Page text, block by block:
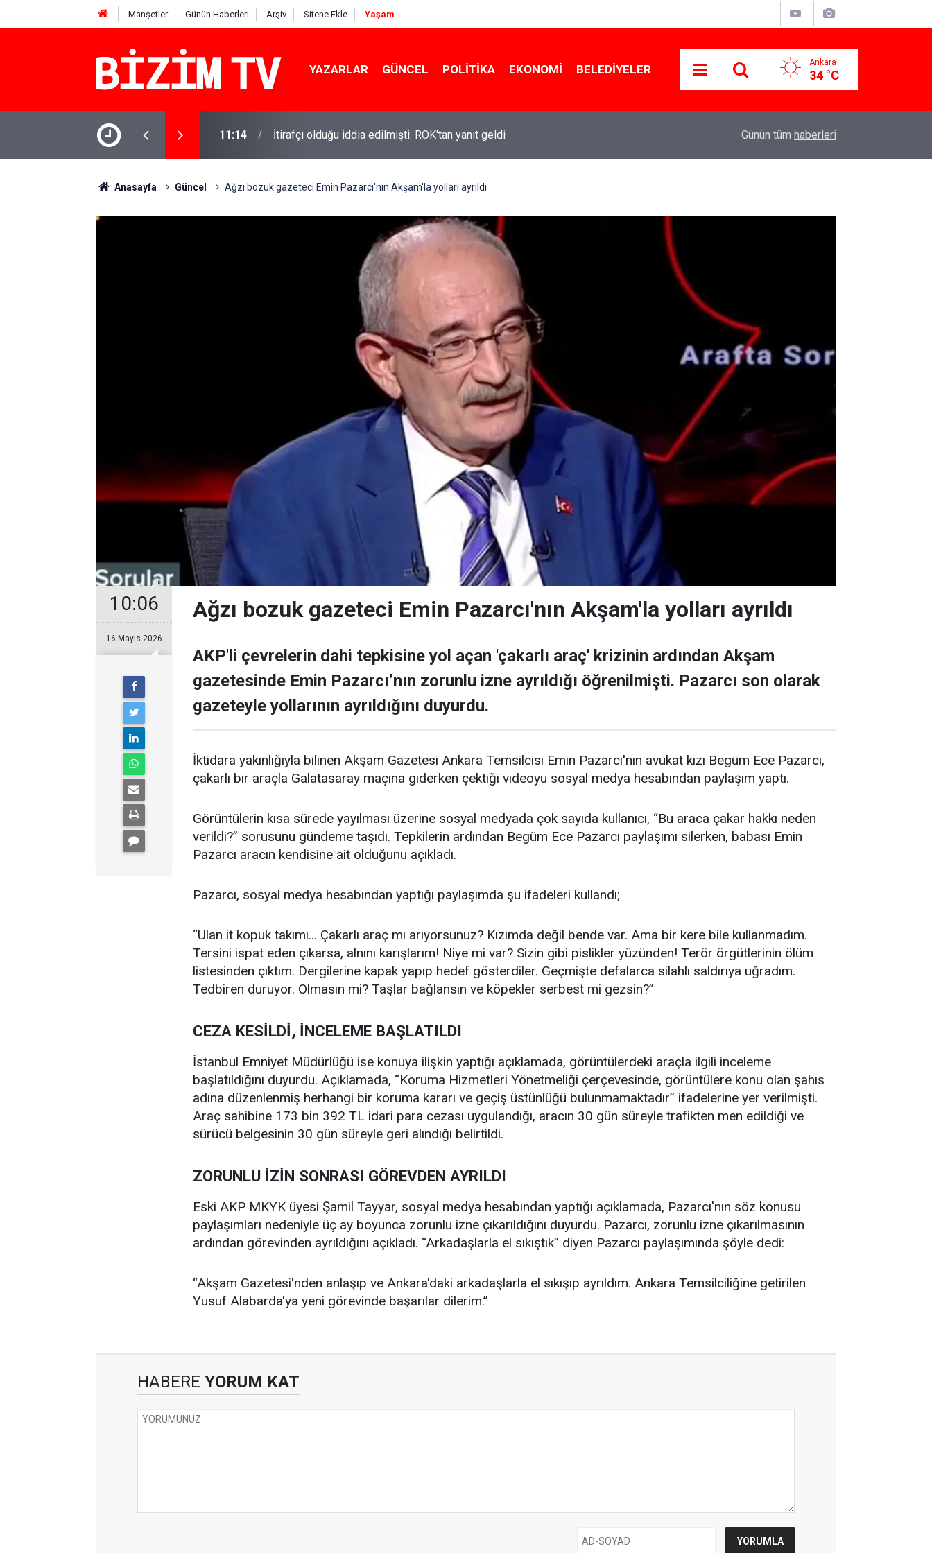
Manşetler Günün Haberleri Arşiv Sitene Ekle Yaşam
YAZARLAR GÜNCEL POLITIKA EKONOMI BELEDIYELER Ankara
34 °C
Miraç yaşamını yitirdi: Komşusu
11:14 İtirafçı olduğu iddia edilmişti: ROK'tan yanıt geldi Yusuf Tekin açıkladı: YKS değişecek mi?
Günün tüm haberleri
Anasayfa Güncel Ağzı bozuk gazeteci Emin Pazarcı'nın Akşam'la yolları ayrıldı
10:06
16 Mayıs 2026
Ağzı bozuk gazeteci Emin Pazarcı'nın Akşam'la yolları ayrıldı
AKP'li çevrelerin dahi tepkisine yol açan 'çakarlı araç' krizinin ardından Akşam
gazetesinde Emin Pazarcı’nın zorunlu izne ayrıldığı öğrenilmişti. Pazarcı son olarak
gazeteyle yollarının ayrıldığını duyurdu.
İktidara yakınlığıyla bilinen Akşam Gazetesi Ankara Temsilcisi Emin Pazarcı'nın avukat kızı Begüm Ece Pazarcı,
çakarlı bir araçla Galatasaray maçına giderken çektiği videoyu sosyal medya hesabından paylaşım yaptı.
Görüntülerin kısa sürede yayılması üzerine sosyal medyada çok sayıda kullanıcı, “Bu araca çakar hakkı neden
verildi?” sorusunu gündeme taşıdı. Tepkilerin ardından Begüm Ece Pazarcı paylaşımı silerken, babası Emin
Pazarcı aracın kendisine ait olduğunu açıkladı.
Pazarcı, sosyal medya hesabından yaptığı paylaşımda şu ifadeleri kullandı;
“Ulan it kopuk takımı... Çakarlı araç mı arıyorsunuz? Kızımda değil bende var. Ama bir kere bile kullanmadım.
Tersini ispat eden çıkarsa, alnını karışlarım! Niye mi var? Sizin gibi pislikler yüzünden! Terör örgütlerinin ölüm
listesinden çıktım. Dergilerine kapak yapıp hedef gösterdiler. Geçmişte defalarca silahlı saldırıya uğradım.
Tedbiren duruyor. Olmasın mi? Taşlar bağlansın ve köpekler serbest mi gezsin?”
CEZA KESİLDİ, İNCELEME BAŞLATILDI
İstanbul Emniyet Müdürlüğü ise konuya ilişkin yaptığı açıklamada, görüntülerdeki araçla ilgili inceleme
başlatıldığını duyurdu. Açıklamada, “Koruma Hizmetleri Yönetmeliği çerçevesinde, görüntülere konu olan şahıs
adına düzenlenmiş herhangi bir koruma kararı ve geçiş üstünlüğü bulunmamaktadır” ifadelerine yer verilmişti.
Araç sahibine 173 bin 392 TL idari para cezası uygulandığı, aracın 30 gün süreyle trafikten men edildiği ve
sürücü belgesinin 30 gün süreyle geri alındığı belirtildi.
ZORUNLU İZİN SONRASI GÖREVDEN AYRILDI
Eski AKP MKYK üyesi Şamil Tayyar, sosyal medya hesabından yaptığı açıklamada, Pazarcı'nın söz konusu
paylaşımları nedeniyle üç ay boyunca zorunlu izne çıkarıldığını duyurdu. Pazarcı, zorunlu izne çıkarılmasının
ardından görevinden ayrıldığını açıkladı. “Arkadaşlarla el sıkıştık” diyen Pazarcı paylaşımında şöyle dedi:
“Akşam Gazetesi'nden anlaşıp ve Ankara'daki arkadaşlarla el sıkışıp ayrıldım. Ankara Temsilciliğine getirilen
Yusuf Alabarda'ya yeni görevinde başarılar dilerim.”
HABERE YORUM KAT